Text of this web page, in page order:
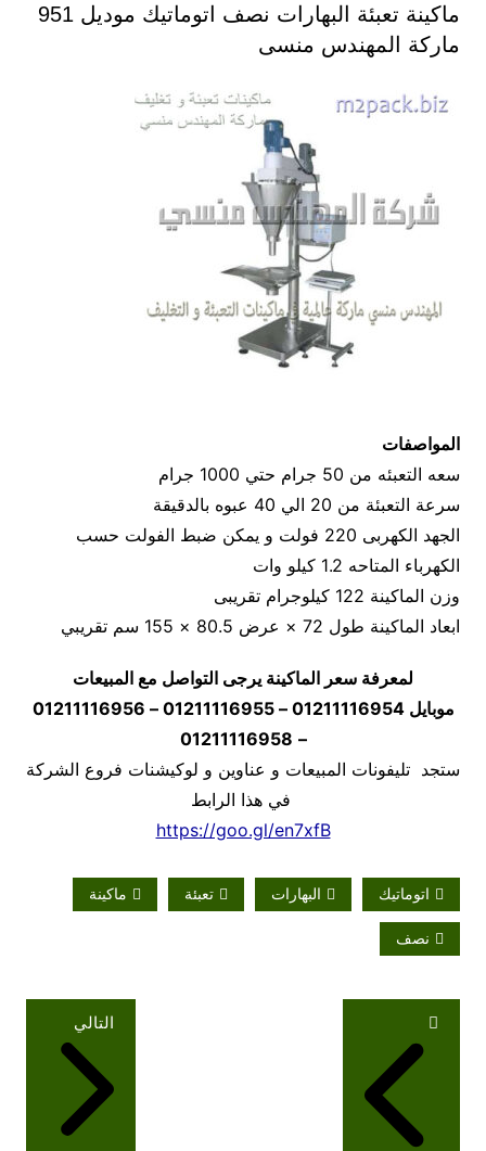
ماكينة تعبئة البهارات نصف اتوماتيك موديل 951
ماركة المهندس منسى
المواصفات
سعه التعبئه من 50 جرام حتي 1000 جرام
سرعة التعبئة من 20 الي 40 عبوه بالدقيقة
الجهد الكهربى 220 فولت و يمكن ضبط الفولت حسب
الكهرباء المتاحه 1.2 كيلو وات
وزن الماكينة 122 كيلوجرام تقريبى
ابعاد الماكينة طول 72 × عرض 80.5 × 155 سم تقريبي
لمعرفة سعر الماكينة يرجى التواصل مع المبيعات
موبايل01211116954 – 01211116955 – 01211116956
–
01211116958
ستجد تليفونات المبيعات و عناوين و لوكيشنات فروع الشركة
في هذا الرابط
https://goo.gl/en7xfB
اتوماتيك البهارات تعبئة ماكينة
نصف
تصفّح
المقالات
التالي